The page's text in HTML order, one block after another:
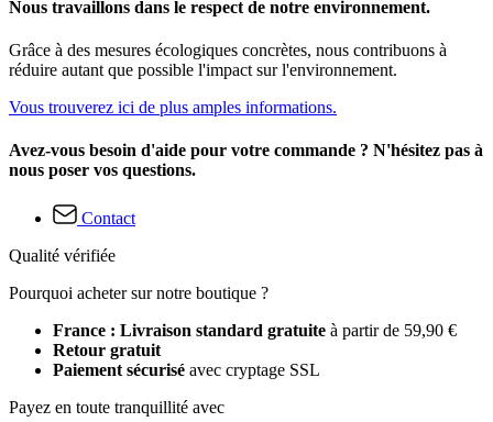
Nous travaillons dans le respect de notre environnement.
Grâce à des mesures écologiques concrètes, nous contribuons à
réduire autant que possible l'impact sur l'environnement.
Vous trouverez ici de plus amples informations.
Avez-vous besoin d'aide pour votre commande ? N'hésitez pas à
nous poser vos questions.
Contact
Qualité vérifiée
Pourquoi acheter sur notre boutique ?
France : Livraison standard gratuite à partir de 59,90 €
Retour gratuit
Paiement sécurisé avec cryptage SSL
Payez en toute tranquillité avec